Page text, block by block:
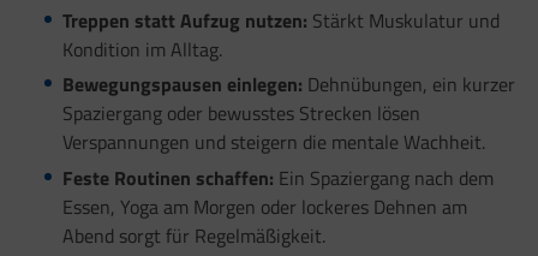
Treppen statt Aufzug nutzen: Stärkt Muskulatur und
Kondition im Alltag.
Bewegungspausen einlegen: Dehnübungen, ein kurzer
Spaziergang oder bewusstes Strecken lösen
Verspannungen und steigern die mentale Wachheit.
Feste Routinen schaffen: Ein Spaziergang nach dem
Essen, Yoga am Morgen oder lockeres Dehnen am
Abend sorgt für Regelmäßigkeit.